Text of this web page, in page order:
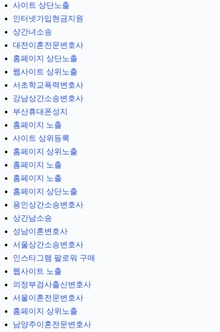
사이트 상단노출
인터넷가입현금지원
상간녀소송
대전이혼전문변호사
홈페이지 상단노출
웹사이트 상위노출
서초학교폭력변호사
강남상간소송변호사
부산휴대폰성지
홈페이지 노출
사이트 상위등록
홈페이지 상위노출
홈페이지 노출
홈페이지 노출
홈페이지 상단노출
용인상간소송변호사
상간남소송
성남이혼변호사
서울상간소송변호사
인스타그램 팔로워 구매
웹사이트 노출
의정부검사출신변호사
서울이혼전문변호사
홈페이지 상위노출
남양주이혼전문변호사